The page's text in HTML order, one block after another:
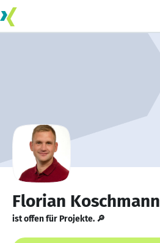
Florian Koschmann
ist offen für Projekte. 🔎